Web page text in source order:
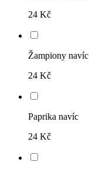
24 Kč
Žampiony navíc
24 Kč
Paprika navíc
24 Kč